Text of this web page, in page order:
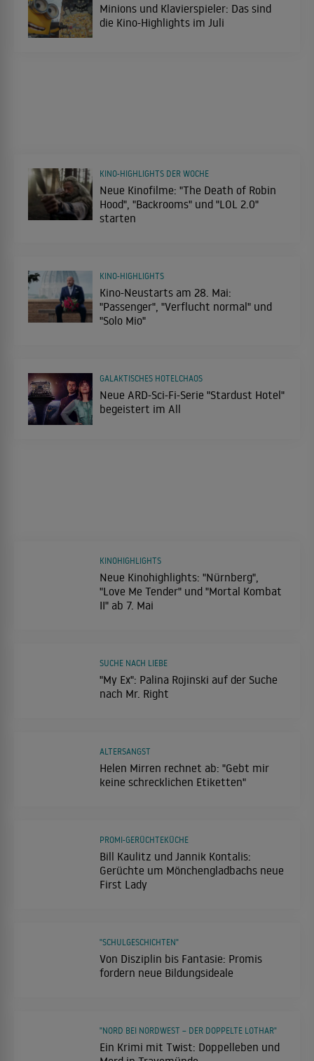
Minions und Klavierspieler: Das sind
die Kino-Highlights im Juli
Neue Kinofilme: "The Death of Robin
Hood", "Backrooms" und "LOL 2.0"
starten
KINO-HIGHLIGHTS DER WOCHE
Kino-Neustarts am 28. Mai:
"Passenger", "Verflucht normal" und
"Solo Mio"
KINO-HIGHLIGHTS
Neue ARD-Sci-Fi-Serie "Stardust Hotel"
begeistert im All
GALAKTISCHES HOTELCHAOS
Neue Kinohighlights: "Nürnberg",
"Love Me Tender" und "Mortal Kombat
II" ab 7. Mai
KINOHIGHLIGHTS
"My Ex": Palina Rojinski auf der Suche
nach Mr. Right
SUCHE NACH LIEBE
Helen Mirren rechnet ab: "Gebt mir
keine schrecklichen Etiketten"
ALTERSANGST
Bill Kaulitz und Jannik Kontalis:
Gerüchte um Mönchengladbachs neue
First Lady
PROMI-GERÜCHTEKÜCHE
Von Disziplin bis Fantasie: Promis
fordern neue Bildungsideale
"SCHULGESCHICHTEN"
Ein Krimi mit Twist: Doppelleben und
"NORD BEI NORDWEST – DER DOPPELTE LOTHAR"